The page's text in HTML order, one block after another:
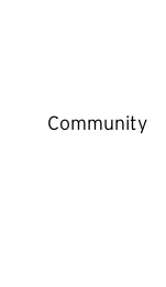
Community